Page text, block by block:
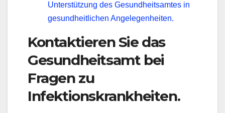
Unterstützung des Gesundheitsamtes in
gesundheitlichen Angelegenheiten.
Kontaktieren Sie das
Gesundheitsamt bei
Fragen zu
Infektionskrankheiten.